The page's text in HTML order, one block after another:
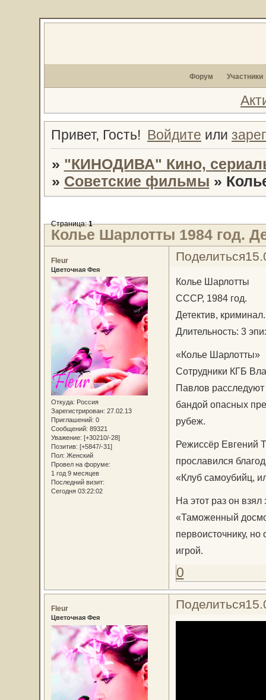
Форум Участники
Привет, Гость! Войдите или
» "КИНОДИВА" Кино,
» Советские фильмы »
Колье Шарлотты 1984 год.
Страница:1
Поделиться
Fleur
Цветочная Фея
Откуда: Россия
Зарегистрирован: 27.02.13
Приглашений: 0
Сообщений: 89321
Уважение: [+30210/-28]
Позитив: [+5847/-31]
Пол: Женский
Провел на форуме:
1 год 9 месяцев
Последний визит:
Сегодня 03:22:02
Колье Шарлотты
СССР, 1984 год.
Детектив, криминал.
Длительность: 3
«Колье Шарлотты»
Сотрудники КГБ
Павлов расследуют
бандой опасных
рубеж.
Режиссёр Евгений
прославился
«Клуб самоубийц,
На этот раз он
«Таможенный
первоисточнику,
игрой.
0
Поделиться
Fleur
Цветочная Фея